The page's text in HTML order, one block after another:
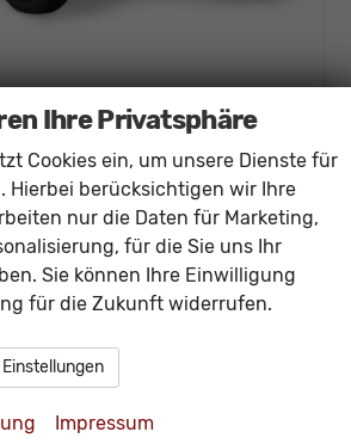
März 2027 Neuwagen
Getriebe Automatik
Außenfarbe graphitgrau metallic
Kilometerstand 10 km
Details
93,00 g/km
Ihre Privatsphäre
Cookies ein, um unsere Dienste für
Hierbei berücksichtigen wir Ihre
nur die Daten für Marketing,
für die Sie uns Ihr
Sie können Ihre Einwilligung
für die Zukunft widerrufen.
Einstellungen
Impressum